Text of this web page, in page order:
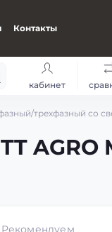
Контакты
кабинет
трехфазный со
AGRO
Рекомендуем